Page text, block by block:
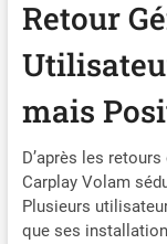
Retour
mais
D’après les
Carplay Volam
Plusieurs
que ses